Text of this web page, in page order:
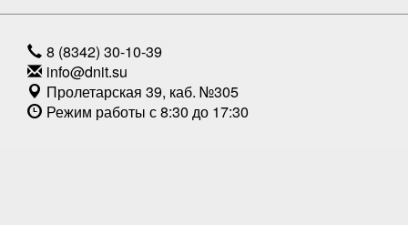
8 (8342) 30-10-39
info@dnit.su
Пролетарская 39, каб. №305
Режим работы с 8:30 до 17:30